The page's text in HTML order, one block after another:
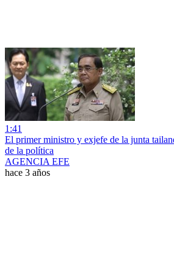
1:41
El primer ministro y exjefe de la junta
de la política
AGENCIA EFE
hace 3 años